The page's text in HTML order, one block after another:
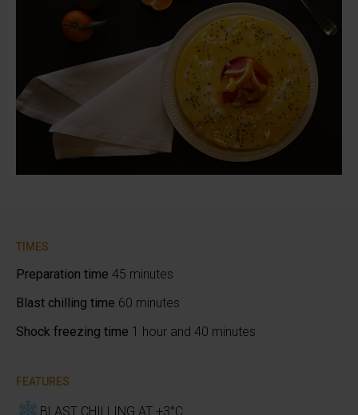
TIMES
Preparation time 45 minutes
Blast chilling time 60 minutes
Shock freezing time 1 hour and 40 minutes
FEATURES
BLAST CHILLING AT +3°C